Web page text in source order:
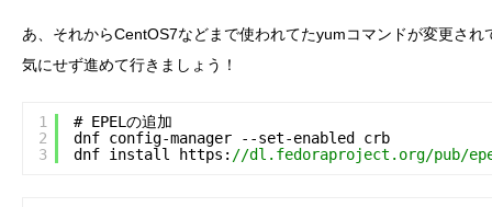
あ、それからCentOS7などまで使われてたyumコマンドが変更さ
気にせず進めて行きましょう！
1
2
3
# EPELの追加
dnf config-manager --set-enabled crb
dnf install https: //dl.fedoraproject.org/pub/